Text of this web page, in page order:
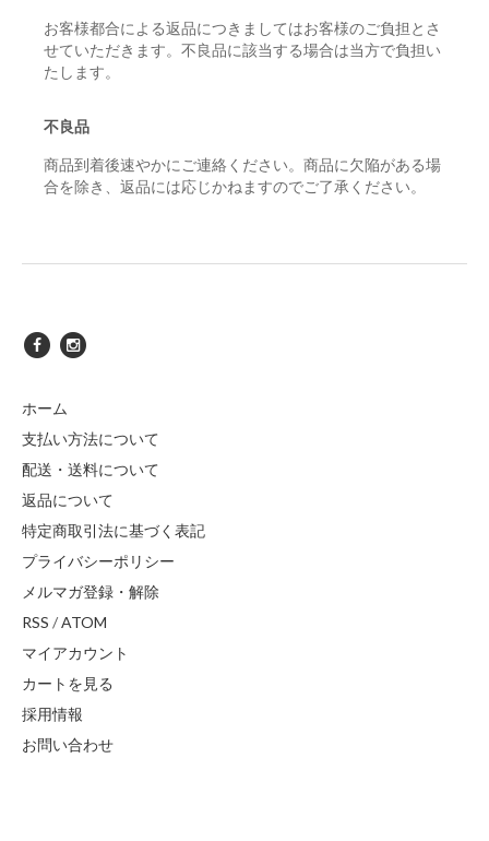
お客様都合による返品につきましてはお客様のご負担とさ
せていただきます。不良品に該当する場合は当方で負担い
たします。
不良品
商品到着後速やかにご連絡ください。商品に欠陥がある場
合を除き、返品には応じかねますのでご了承ください。
ホーム
支払い方法について
配送・送料について
返品について
特定商取引法に基づく表記
プライバシーポリシー
メルマガ登録・解除
RSS /ATOM
マイアカウント
カートを見る
採用情報
お問い合わせ